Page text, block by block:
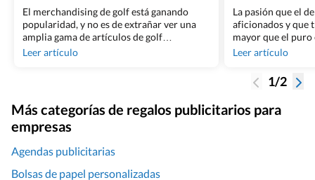
El merchandising de golf está ganando
popularidad, y no es de extrañar ver una
amplia gama de artículos de golf
personalizados en los torneos, todos ellos
incrementando su visibilidad entre un
[&hellip;]
Leer artículo
La pasión que el
aficionados y que
mayor que el
que el marketing
dar a conocer tu
reconocimiento
deportivo que
Leer artículo
1/2
Más categorías de regalos publicitarios para
empresas
Agendas publicitarias
Bolsas de papel personalizadas